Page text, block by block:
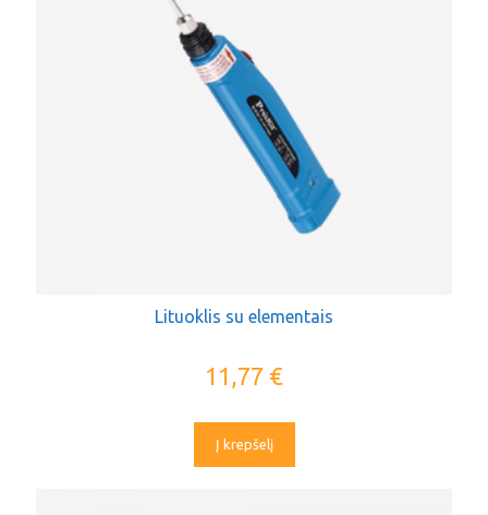
Lituoklis su elementais
11,77 €
Į krepšelį